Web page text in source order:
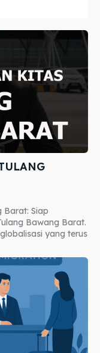
Barat: Siap
Bawang Barat.
yang terus